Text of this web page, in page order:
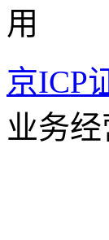
用
京ICP
业务